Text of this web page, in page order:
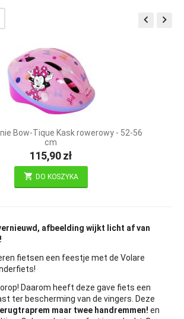
 
Bow-Tique Kask rowerowy - 52-56
cm
115,90 zł
DO KOSZYKA
afbeelding wijkt licht af van
fietsen een feestje met de Volare
Daarom heeft deze gave fiets een
ter bescherming van de vingers. Deze
maar twee handremmen! en